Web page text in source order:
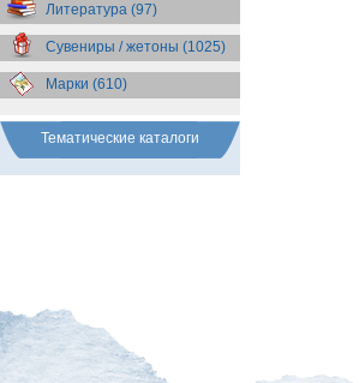
Брит. территория в Индийском
океане(24)
Бруней(4)
Бурунди(2)
Бутан(10)
Ватикан(85)
Великобритания(308)
Венгрия(179)
Гайана(8)
Гамбия (11)
Литература (97)
Сувениры / жетоны (1025)
Марки (610)
Тематические каталоги